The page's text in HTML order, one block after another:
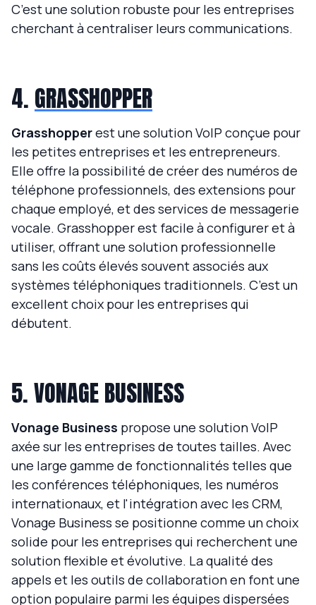
C’est une solution robuste pour les entreprises
cherchant à centraliser leurs communications.
4. GRASSHOPPER
Grasshopperest une solution VoIP conçue pour
les petites entreprises et les entrepreneurs.
Elle offre la possibilité de créer des numéros de
téléphone professionnels, des extensions pour
chaque employé, et des services de messagerie
vocale. Grasshopper est facile à configurer et à
utiliser, offrant une solution professionnelle
sans les coûts élevés souvent associés aux
systèmes téléphoniques traditionnels. C’est un
excellent choix pour les entreprises qui
débutent.
5. VONAGE BUSINESS
Vonage Business propose une solution VoIP
axée sur les entreprises de toutes tailles. Avec
une large gamme de fonctionnalités telles que
les conférences téléphoniques, les numéros
internationaux, et l'intégration avec les CRM,
Vonage Business se positionne comme un choix
solide pour les entreprises qui recherchent une
solution flexible et évolutive. La qualité des
appels et les outils de collaboration en font une
option populaire parmi les équipes dispersées